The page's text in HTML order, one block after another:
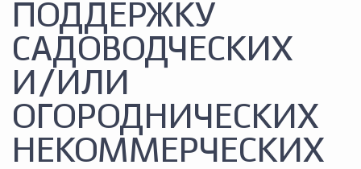
ПОДДЕРЖКУ
САДОВОДЧЕСКИХ
И/ИЛИ
ОГОРОДНИЧЕСКИХ
НЕКОММЕРЧЕСКИХ